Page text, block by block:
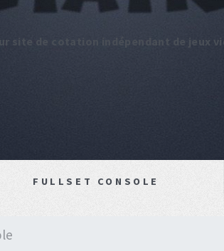
site de cotation indépendant de jeux
FULLSET CONSOLE